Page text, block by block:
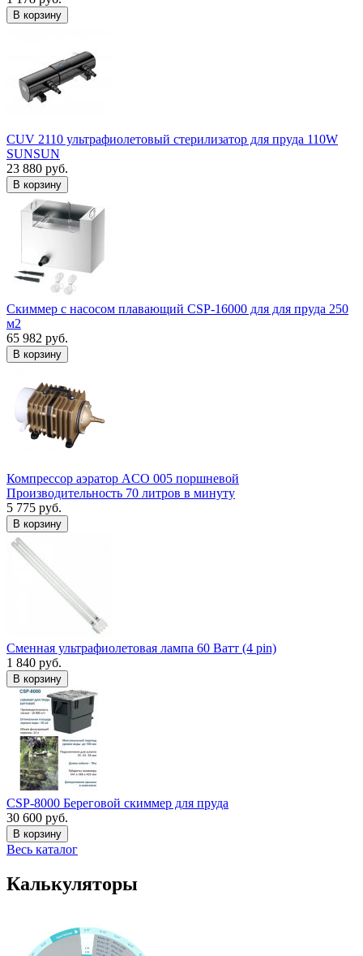
В корзину
CUV 2110 ультрафиолетовый стерилизатор для пруда 110W
SUNSUN
23 880 руб.
В корзину
Скиммер с насосом плавающий CSP-16000 для для пруда 250
м2
65 982 руб.
В корзину
Компрессор аэратор ACO 005 поршневой
Производительность 70 литров в минуту
5 775 руб.
В корзину
Сменная ультрафиолетовая лампа 60 Ватт (4 pin)
1 840 руб.
В корзину
CSP-8000 Береговой скиммер для пруда
30 600 руб.
В корзину
Весь каталог
Калькуляторы